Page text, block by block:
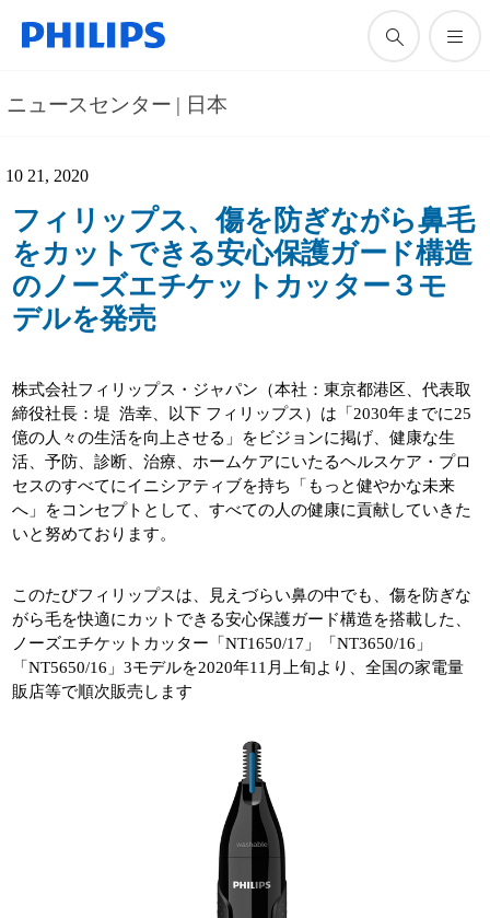
ニュースセンター | 日本
10 21, 2020
フィリップス、傷を防ぎながら鼻毛
をカットできる安心保護ガード構造
のノーズエチケットカッター３モ
デルを発売
株式会社フィリップス・ジャパン（本社：東京都港区、代表取
締役社長：堤 浩幸、以下 フィリップス）は「2030年までに25
億の人々の生活を向上させる」をビジョンに掲げ、健康な生
活、予防、診断、治療、ホームケアにいたるヘルスケア・プロ
セスのすべてにイニシアティブを持ち「もっと健やかな未来
へ」をコンセプトとして、すべての人の健康に貢献していきた
いと努めております。
このたびフィリップスは、見えづらい鼻の中でも、傷を防ぎな
がら毛を快適にカットできる安心保護ガード構造を搭載した、
ノーズエチケットカッター「NT1650/17」「NT3650/16」
「NT5650/16」3モデルを2020年11月上旬より、全国の家電量
販店等で順次販売します